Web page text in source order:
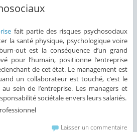
fait partie des risques psychosociaux
la santé physique, psychologique voire
out est la conséquence d’un grand
pour l’humain, positionne l’entreprise
de cet état. Le management est
un collaborateur est touché, c’est le
sein de l’entreprise. Les managers et
sociétale envers leurs salariés.
Laisser un commentaire